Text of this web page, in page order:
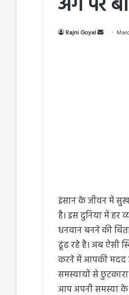
Rajni Goyal
S
इंसान के जीवन में सुख
है। इस दुनिया में हर
धनवान बनने की
ढूंढ रहे है। अब ऐसी
करने में आपकी मदद
समस्यायों से
आप अपनी समस्या के